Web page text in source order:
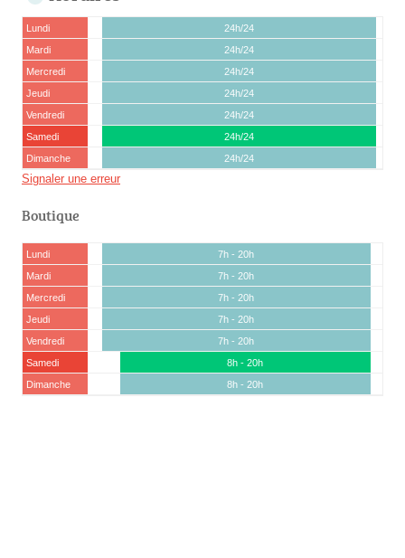
Lundi
24h/24
Mardi
24h/24
Mercredi
24h/24
Jeudi
24h/24
Vendredi
24h/24
Samedi
24h/24
Dimanche
24h/24
Signaler une erreur
Boutique
Lundi
7h - 20h
Mardi
7h - 20h
Mercredi
7h - 20h
Jeudi
7h - 20h
Vendredi
7h - 20h
Samedi
8h - 20h
Dimanche
8h - 20h